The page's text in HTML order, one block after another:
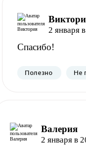
2 января
Спасибо!
Полезно Не
Валерия
2 января в